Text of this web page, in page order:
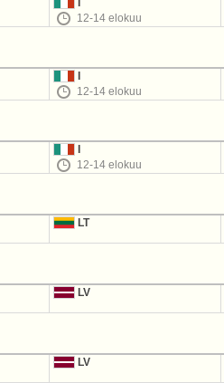
12-14 elokuu
12-14 elokuu
12-14 elokuu
LT
LV
LV